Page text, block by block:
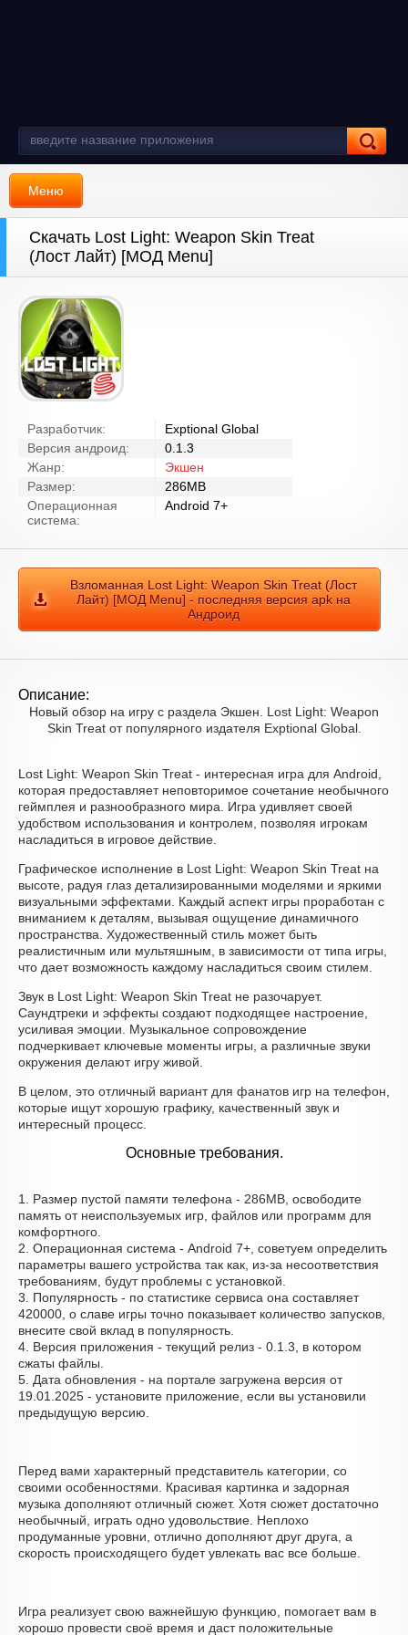
Меню
Скачать Lost Light: Weapon Skin Treat
(Лост Лайт) [МОД Menu]
Разработчик:
Exptional Global
Версия андроид:
0.1.3
Жанр:
Экшен
Размер:
286MB
Операционная
система:
Android 7+
Взломанная Lost Light: Weapon Skin Treat (Лост
Лайт) [МОД Menu] - последняя версия apk на
Андроид
Описание:
Новый обзор на игру с раздела Экшен. Lost Light: Weapon
Skin Treat от популярного издателя Exptional Global.
Lost Light: Weapon Skin Treat - интересная игра для Android,
которая предоставляет неповторимое сочетание необычного
геймплея и разнообразного мира. Игра удивляет своей
удобством использования и контролем, позволяя игрокам
насладиться в игровое действие.
Графическое исполнение в Lost Light: Weapon Skin Treat на
высоте, радуя глаз детализированными моделями и яркими
визуальными эффектами. Каждый аспект игры проработан с
вниманием к деталям, вызывая ощущение динамичного
пространства. Художественный стиль может быть
реалистичным или мультяшным, в зависимости от типа игры,
что дает возможность каждому насладиться своим стилем.
Звук в Lost Light: Weapon Skin Treat не разочарует.
Саундтреки и эффекты создают подходящее настроение,
усиливая эмоции. Музыкальное сопровождение
подчеркивает ключевые моменты игры, а различные звуки
окружения делают игру живой.
В целом, это отличный вариант для фанатов игр на телефон,
которые ищут хорошую графику, качественный звук и
интересный процесс.
Основные требования.
1. Размер пустой памяти телефона - 286MB, освободите
память от неиспользуемых игр, файлов или программ для
комфортного.
2. Операционная система - Android 7+, советуем определить
параметры вашего устройства так как, из-за несоответствия
требованиям, будут проблемы с установкой.
3. Популярность - по статистике сервиса она составляет
420000, о cлаве игры точно показывает количество запусков,
внесите свой вклад в популярность.
4. Версия приложения - текущий релиз - 0.1.3, в котором
сжаты файлы.
5. Дата обновления - на портале загружена версия от
19.01.2025 - установите приложение, если вы установили
предыдущую версию.
Перед вами характерный представитель категории, со
своими особенностями. Красивая картинка и задорная
музыка дополняют отличный сюжет. Хотя сюжет достаточно
необычный, играть одно удовольствие. Неплохо
продуманные уровни, отлично дополняют друг друга, а
скорость происходящего будет увлекать вас все больше.
Игра реализует свою важнейшую функцию, помогает вам в
хорошо провести своё время и даст положительные